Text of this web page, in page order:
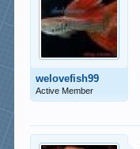
welovefish99
Active Member